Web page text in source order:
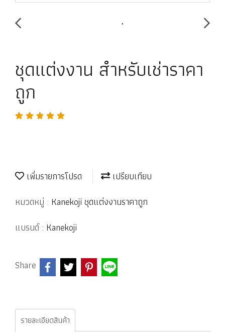
ชุดแต่งงาน สำหรับเช่าราคา
ถูก
เพิ่มรายการโปรด
เปรียบเทียบ
หมวดหมู่ : Kanekoji ชุดแต่งงานราคาถูก
แบรนด์ : Kanekoji
Share
รายละเอียดสินค้า